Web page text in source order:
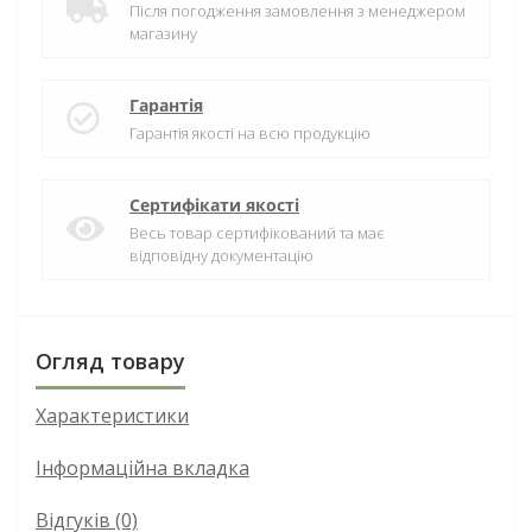
Після погодження замовлення з менеджером
магазину
Гарантія
Гарантія якості на всю продукцію
Сертифікати якості
Весь товар сертифікований та має
відповідну документацію
Огляд товару
Характеристики
Інформаційна вкладка
Відгуків (0)